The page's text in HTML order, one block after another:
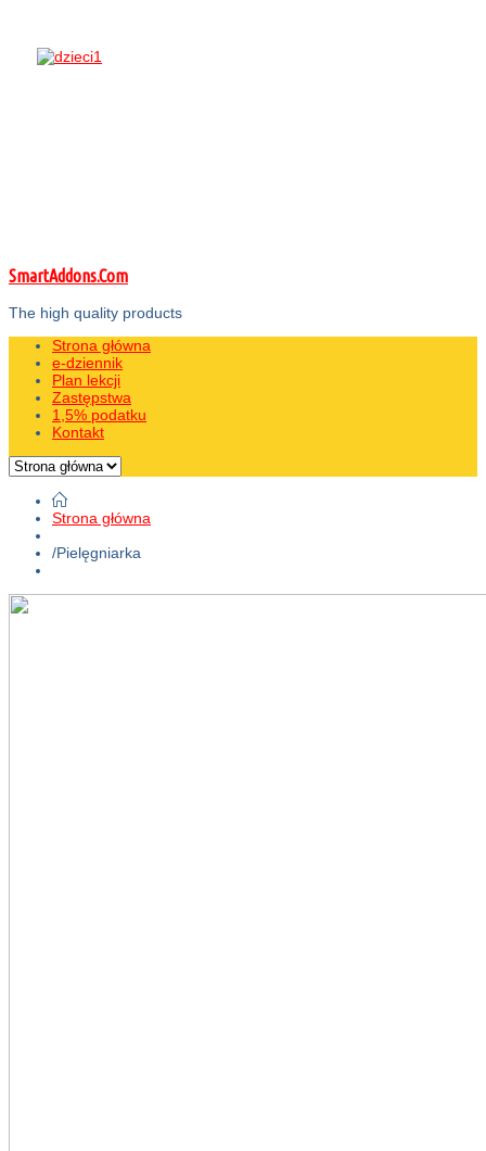
SmartAddons.Com
The high quality products
Strona główna
e-dziennik
Plan lekcji
Zastępstwa
1,5% podatku
Kontakt
Strona główna
/Pielęgniarka